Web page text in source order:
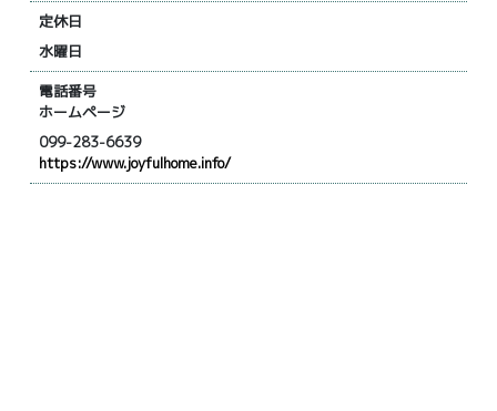
定休日
水曜日
電話番号
ホームページ
099-283-6639
https://www.joyfulhome.info/